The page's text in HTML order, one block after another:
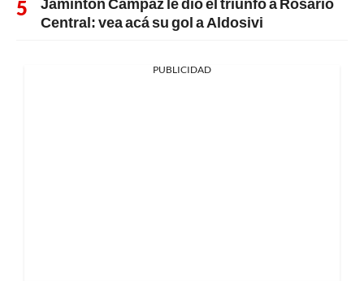
Central: vea acá su gol a Aldosivi
PUBLICIDAD